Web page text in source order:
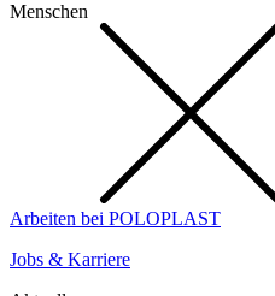
Menschen
Arbeiten bei POLOPLAST
Jobs & Karriere